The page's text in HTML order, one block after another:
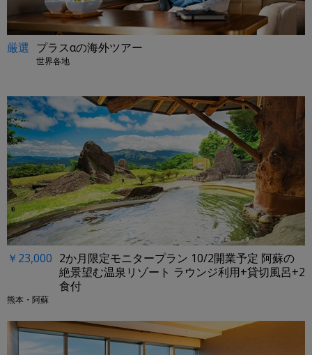
厳選 プラスαの海外ツアー
世界各地
￥23,000 2か月限定モニタープラン 10/2開業予定 阿蘇の
絶景望む温泉リゾート ラウンジ利用+貸切風呂+2
食付
熊本・阿蘇